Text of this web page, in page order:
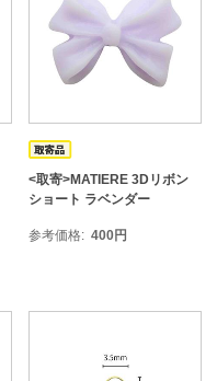
<取寄>MATIERE 3Dリボン
ショート ラベンダー
参考価格 400円